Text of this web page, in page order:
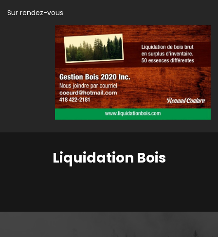
Sur rendez-vous
Liquidation Bois